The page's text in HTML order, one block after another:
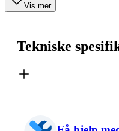
Vis mer
Tekniske